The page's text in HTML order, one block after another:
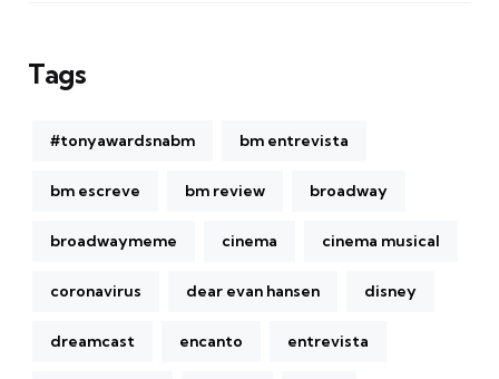
Tags
#tonyawardsnabm bm entrevista
bm escreve bm review broadway
broadwaymeme cinema cinema musical
coronavirus dear evan hansen disney
dreamcast encanto entrevista